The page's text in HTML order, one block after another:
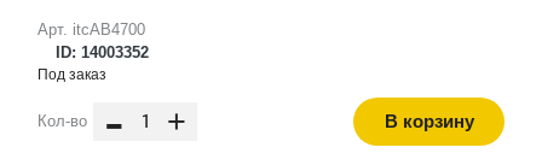
Арт. itcAB4700
ID: 14003352
Под заказ
Кол-во - + В корзину